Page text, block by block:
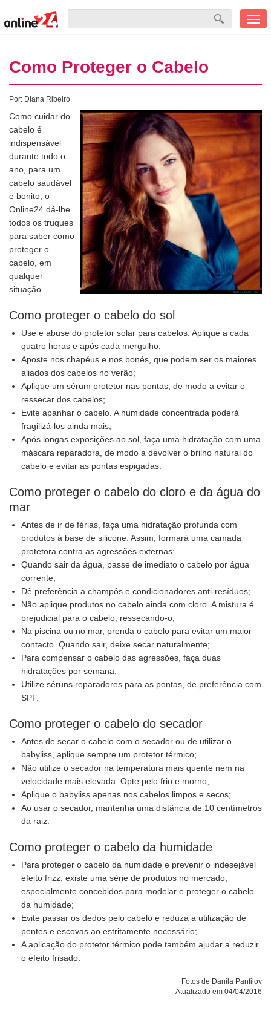
Como Proteger o Cabelo
Por: Diana Ribeiro
Como cuidar do
cabelo é
indispensável
durante todo o
ano, para um
cabelo saudável
e bonito, o
Online24 dá-lhe
todos os truques
para saber como
proteger o
cabelo, em
qualquer
situação.
Como proteger o cabelo do sol
Use e abuse do protetor solar para cabelos. Aplique a cada
quatro horas e após cada mergulho;
Aposte nos chapéus e nos bonés, que podem ser os maiores
aliados dos cabelos no verão;
Aplique um sérum protetor nas pontas, de modo a evitar o
ressecar dos cabelos;
Evite apanhar o cabelo. A humidade concentrada poderá
fragilizá-los ainda mais;
Após longas exposições ao sol, faça uma hidratação com uma
máscara reparadora, de modo a devolver o brilho natural do
cabelo e evitar as pontas espigadas.
Como proteger o cabelo do cloro e da água do
mar
Antes de ir de férias, faça uma hidratação profunda com
produtos à base de silicone. Assim, formará uma camada
protetora contra as agressões externas;
Quando sair da água, passe de imediato o cabelo por água
corrente;
Dê preferência a champôs e condicionadores anti-resíduos;
Não aplique produtos no cabelo ainda com cloro. A mistura é
prejudicial para o cabelo, ressecando-o;
Na piscina ou no mar, prenda o cabelo para evitar um maior
contacto. Quando sair, deixe secar naturalmente;
Para compensar o cabelo das agressões, faça duas
hidratações por semana;
Utilize séruns reparadores para as pontas, de preferência com
SPF.
Como proteger o cabelo do secador
Antes de secar o cabelo com o secador ou de utilizar o
babyliss, aplique sempre um protetor térmico;
Não utilize o secador na temperatura mais quente nem na
velocidade mais elevada. Opte pelo frio e morno;
Aplique o babyliss apenas nos cabelos limpos e secos;
Ao usar o secador, mantenha uma distância de 10 centímetros
da raiz.
Como proteger o cabelo da humidade
Para proteger o cabelo da humidade e prevenir o indesejável
efeito frizz, existe uma série de produtos no mercado,
especialmente concebidos para modelar e proteger o cabelo
da humidade;
Evite passar os dedos pelo cabelo e reduza a utilização de
pentes e escovas ao estritamente necessário;
A aplicação do protetor térmico pode também ajudar a reduzir
o efeito frisado.
Fotos de Danila Panfilov
Atualizado em 04/04/2016